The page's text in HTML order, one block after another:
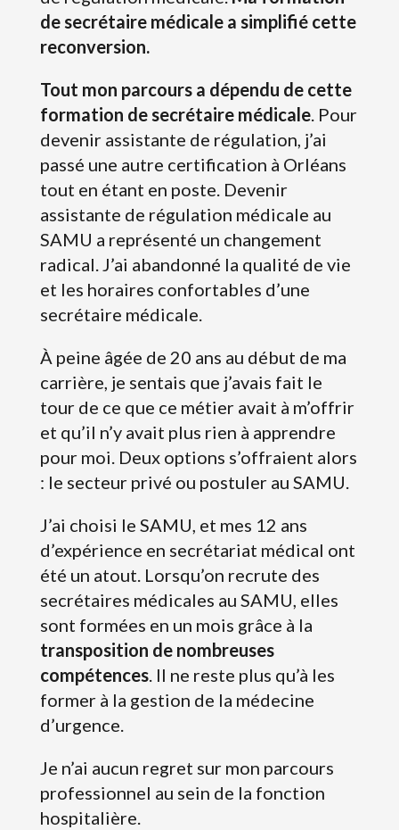
de secrétaire médicale a simplifié cette
reconversion.
Tout mon parcours a dépendu de cette
formation de secrétaire médicale. Pour
devenir assistante de régulation, j’ai
passé une autre certification à Orléans
tout en étant en poste. Devenir
assistante de régulation médicale au
SAMU a représenté un changement
radical. J’ai abandonné la qualité de vie
et les horaires confortables d’une
secrétaire médicale.
À peine âgée de 20 ans au début de ma
carrière, je sentais que j’avais fait le
tour de ce que ce métier avait à m’offrir
et qu’il n’y avait plus rien à apprendre
pour moi. Deux options s’offraient alors
: le secteur privé ou postuler au SAMU.
J’ai choisi le SAMU, et mes 12 ans
d’expérience en secrétariat médical ont
été un atout. Lorsqu’on recrute des
secrétaires médicales au SAMU, elles
sont formées en un mois grâce à la
transposition de nombreuses
compétences. Il ne reste plus qu’à les
former à la gestion de la médecine
d’urgence.
Je n’ai aucun regret sur mon parcours
professionnel au sein de la fonction
hospitalière.